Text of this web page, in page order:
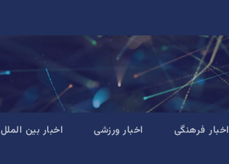
اخبار فرهنگی اخبار ورزشی اخبار بین الملل